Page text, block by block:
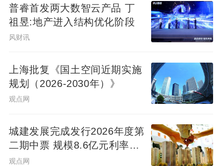
北京住宅买卖经纪服务收费标准的通知》，
要求住宅成交总额在500万元以下的交易，中
在此之后，二手经纪公司却通过拆分业务内
容、利用政策漏洞打擦边球的办法，普遍按
一条标注：“收费标准可以下浮，少数特别复
杂的住宅买卖经纪服务，经交易各方协商同
意，可在规定的收费标准基础上适当上浮，
普睿首发两大数智云产品 丁
祖昱:地产进入结构优化阶段
风财讯
上海批复《国土空间近期实施
规划（2026-2030年）》
观点网
城建发展完成发行2026年度第
二期中票 规模8.6亿元利率
2.14%
观点网